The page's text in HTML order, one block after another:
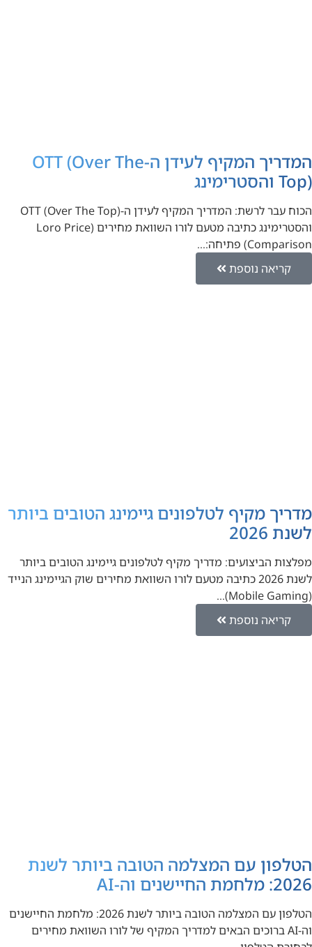
המדריך המקיף לעידן ה-OTT (Over The
Top) והסטרימינג
הכוח עבר לרשת: המדריך המקיף לעידן ה-OTT (Over The Top)
והסטרימינג כתיבה מטעם לורו השוואת מחירים (Loro Price
Comparison) פתיחה:…
קריאה נוספת
מדריך מקיף לטלפונים גיימינג הטובים ביותר
לשנת 2026
מפלצות הביצועים: מדריך מקיף לטלפונים גיימינג הטובים ביותר
לשנת 2026 כתיבה מטעם לורו השוואת מחירים שוק הגיימינג הנייד
(Mobile Gaming)…
קריאה נוספת
הטלפון עם המצלמה הטובה ביותר לשנת
2026: מלחמת החיישנים וה-AI
הטלפון עם המצלמה הטובה ביותר לשנת 2026: מלחמת החיישנים
וה-AI ברוכים הבאים למדריך המקיף של לורו השוואת מחירים